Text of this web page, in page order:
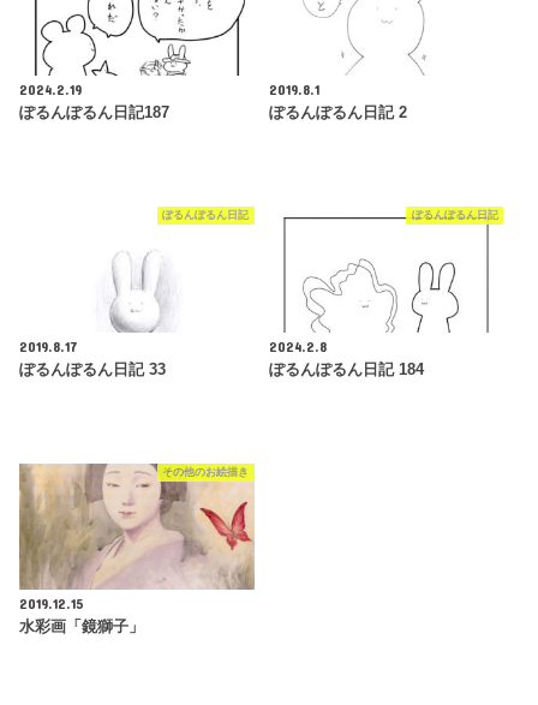
2024.2.19
ぽるんぽるん日記187
2019.8.1
ぽるんぽるん日記 2
ぽるんぽるん日記
2019.8.17
ぽるんぽるん日記 33
ぽるんぽるん日記
2024.2.8
ぽるんぽるん日記 184
その他のお絵描き
2019.12.15
水彩画「鏡獅子」